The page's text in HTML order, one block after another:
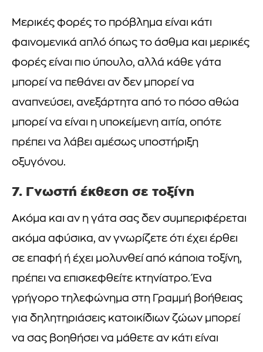
Μερικές φορές το πρόβλημα είναι κάτι
φαινομενικά απλό όπως το άσθμα και μερικές
φορές είναι πιο ύπουλο, αλλά κάθε γάτα
μπορεί να πεθάνει αν δεν μπορεί να
αναπνεύσει, ανεξάρτητα από το πόσο αθώα
μπορεί να είναι η υποκείμενη αιτία, οπότε
πρέπει να λάβει αμέσως υποστήριξη
οξυγόνου.
7. Γνωστή έκθεση σε τοξίνη
Ακόμα και αν η γάτα σας δεν συμπεριφέρεται
ακόμα αφύσικα, αν γνωρίζετε ότι έχει έρθει
σε επαφή ή έχει μολυνθεί από κάποια τοξίνη,
πρέπει να επισκεφθείτε κτηνίατρο. Ένα
γρήγορο τηλεφώνημα στη Γραμμή βοήθειας
για δηλητηριάσεις κατοικίδιων ζώων μπορεί
να σας βοηθήσει να μάθετε αν κάτι είναι